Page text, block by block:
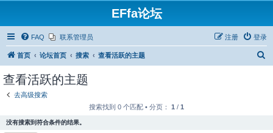
EFfa论坛
FAQ 联系管理员 登录
注册
首页 论坛首页 搜索 查看活跃的主题
查看活跃的主题
去高级搜索
搜索找到 0 个匹配 • 分页： 1 / 1
没有搜索到符合条件的结果。